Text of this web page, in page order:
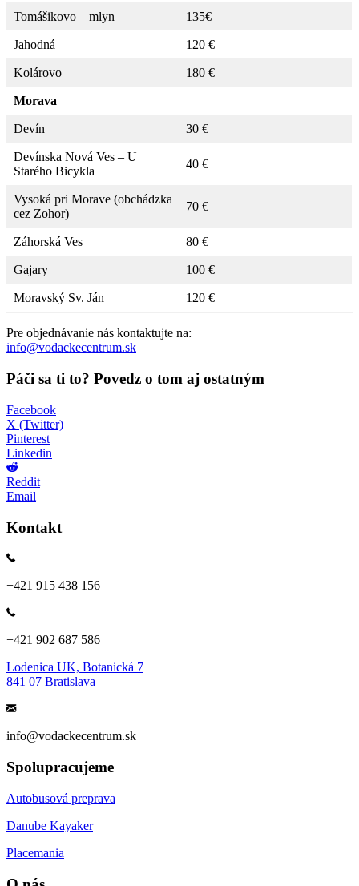
Tomášikovo – mlyn 135€
Jahodná 120 €
Kolárovo 180 €
Morava
Devín 30 €
Devínska Nová Ves – U
Starého Bicykla
40 €
Vysoká pri Morave (obchádzka
cez Zohor)
70 €
Záhorská Ves 80 €
Gajary 100 €
Moravský Sv. Ján 120 €
Pre objednávanie nás kontaktujte na:
info@vodackecentrum.sk
Páči sa ti to? Povedz o tom aj ostatným
Facebook
X (Twitter)
Pinterest
Linkedin
Reddit
Email
Kontakt
+421 915 438 156
+421 902 687 586
Lodenica UK, Botanická 7
841 07 Bratislava
info@vodackecentrum.sk
Spolupracujeme
Autobusová preprava
Danube Kayaker
Placemania